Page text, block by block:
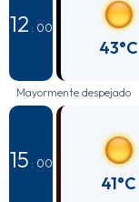
12 : 00
43°C
Mayormente despejado
15 : 00
41°C